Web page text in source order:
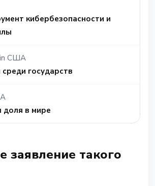
кибербезопасности и
США
государств
доля в мире
заявление такого